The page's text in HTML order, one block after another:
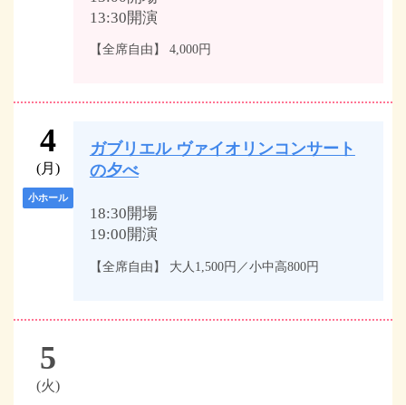
13:30開演
【全席自由】 4,000円
4
(月)
小ホール
ガブリエル ヴァイオリンコンサート
の夕べ
18:30開場
19:00開演
【全席自由】 大人1,500円／小中高800円
5
(火)